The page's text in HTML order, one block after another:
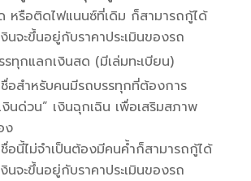
หรือติดไฟแนนซ์ที่เดิม ก็สามารถกู้ได้
นจะขึ้นอยู่กับราคาประเมินของรถ
รทุกแลกเงินสด (มีเล่มทะเบียน)
ชื่อสำหรับคนมีรถบรรทุกที่ต้องการ
งินด่วน” เงินฉุกเฉิน เพื่อเสริมสภาพ
ง
อนี้ไม่จำเป็นต้องมีคนค้ำก็สามารถกู้ได้
นจะขึ้นอยู่กับราคาประเมินของรถ